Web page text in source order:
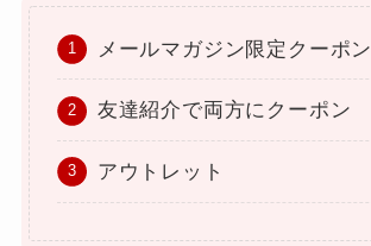
メールマガジン限定クーポン
友達紹介で両方にクーポン
アウトレット